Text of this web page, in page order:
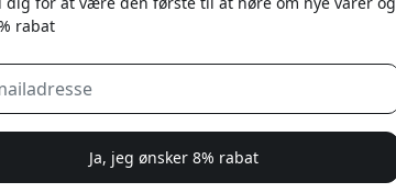
7-11 august
og sporbar levering
dages returret
rabat
Ja, jeg ønsker 8% rabat